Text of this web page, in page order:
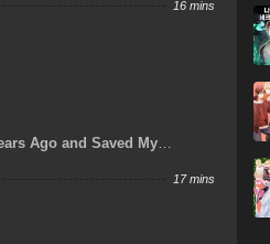
16 mins
Ago and Saved My
17 mins